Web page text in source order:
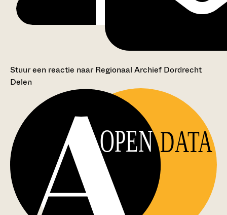
Stuur een reactie naar Regionaal Archief Dordrecht
Delen
OPEN DATA